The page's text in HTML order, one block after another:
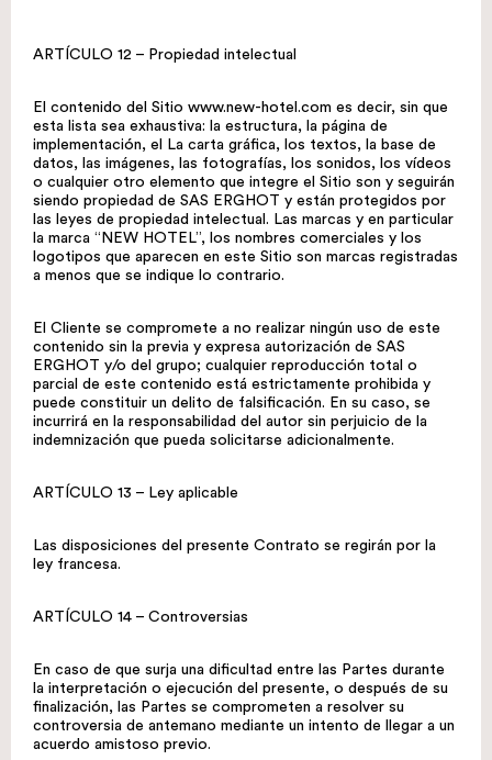
ARTÍCULO 12 – Propiedad intelectual
El contenido del Sitio www.new-hotel.com es decir, sin que
esta lista sea exhaustiva: la estructura, la página de
implementación, el La carta gráfica, los textos, la base de
datos, las imágenes, las fotografías, los sonidos, los vídeos
o cualquier otro elemento que integre el Sitio son y seguirán
siendo propiedad de SAS ERGHOT y están protegidos por
las leyes de propiedad intelectual. Las marcas y en particular
la marca “NEW HOTEL”, los nombres comerciales y los
logotipos que aparecen en este Sitio son marcas registradas
a menos que se indique lo contrario.
El Cliente se compromete a no realizar ningún uso de este
contenido sin la previa y expresa autorización de SAS
ERGHOT y/o del grupo; cualquier reproducción total o
parcial de este contenido está estrictamente prohibida y
puede constituir un delito de falsificación. En su caso, se
incurrirá en la responsabilidad del autor sin perjuicio de la
indemnización que pueda solicitarse adicionalmente.
ARTÍCULO 13 – Ley aplicable
Las disposiciones del presente Contrato se regirán por la
ley francesa.
ARTÍCULO 14 – Controversias
En caso de que surja una dificultad entre las Partes durante
la interpretación o ejecución del presente, o después de su
finalización, las Partes se comprometen a resolver su
controversia de antemano mediante un intento de llegar a un
acuerdo amistoso previo.